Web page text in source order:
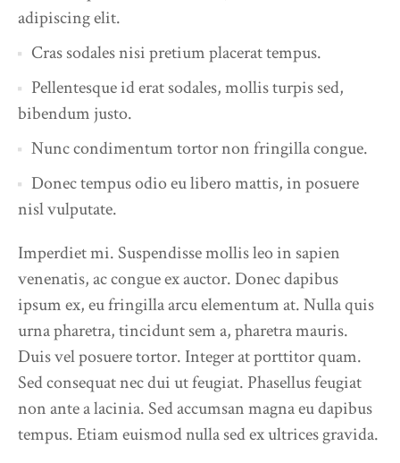
adipiscing elit.
Cras sodales nisi pretium placerat tempus.
Pellentesque id erat sodales, mollis turpis sed,
bibendum justo.
Nunc condimentum tortor non fringilla congue.
Donec tempus odio eu libero mattis, in posuere
nisl vulputate.
Imperdiet mi. Suspendisse mollis leo in sapien
venenatis, ac congue ex auctor. Donec dapibus
ipsum ex, eu fringilla arcu elementum at. Nulla quis
urna pharetra, tincidunt sem a, pharetra mauris.
Duis vel posuere tortor. Integer at porttitor quam.
Sed consequat nec dui ut feugiat. Phasellus feugiat
non ante a lacinia. Sed accumsan magna eu dapibus
tempus. Etiam euismod nulla sed ex ultrices gravida.